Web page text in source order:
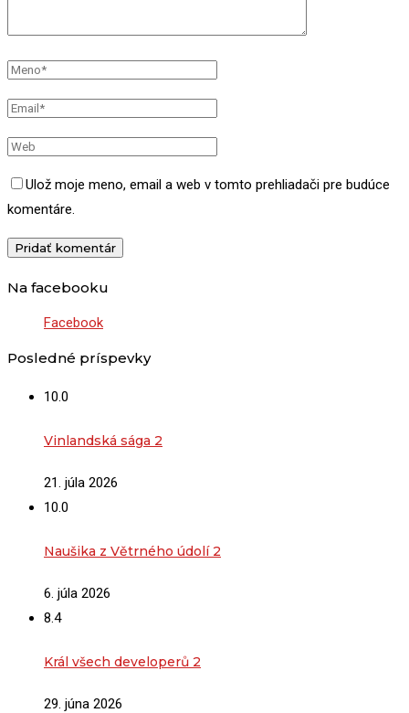
Ulož moje meno, email a web v tomto prehliadači pre budúce
komentáre.
Na facebooku
Facebook
Posledné príspevky
10.0
Vinlandská sága 2
21. júla 2026
10.0
Naušika z Větrného údolí 2
6. júla 2026
8.4
Král všech developerů 2
29. júna 2026